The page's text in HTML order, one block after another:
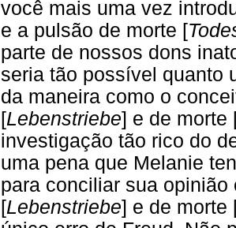
você mais uma vez
e a pulsão de morte [
parte de nossos dons
seria tão possível quanto
da maneira como o
[Lebenstriebe] e de morte
investigação tão rico do
uma pena que Melanie
para conciliar sua
[Lebenstriebe] e de morte